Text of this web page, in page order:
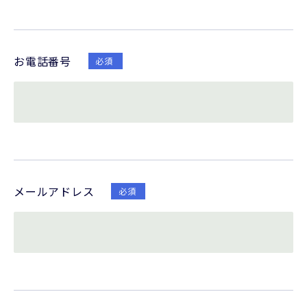
お電話番号 必須
メールアドレス 必須